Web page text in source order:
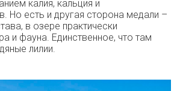
калия, кальция и
Но есть и другая сторона медали –
в озере практически
и фауна. Единственное, что там
лилии.